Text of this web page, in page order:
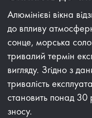
Алюмінієві вікна
до впливу
сонце, морська
тривалий термін
вигляду. Згідно з
тривалість
становить понад 30
зносу.